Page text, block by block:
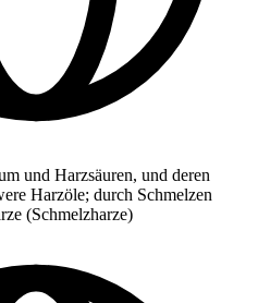
und Harzsäuren, und deren
Harzöle; durch Schmelzen
(Schmelzharze)